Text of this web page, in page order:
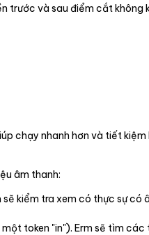
trước và sau điểm cắt không
chạy nhanh hơn và tiết
âm thanh:
kiểm tra xem có thực sự có
token "in"). Erm sẽ tìm